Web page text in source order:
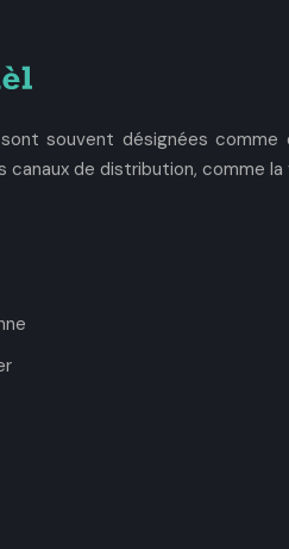
souvent désignées
canaux de distribution, comme